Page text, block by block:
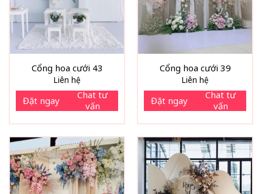
Cổng hoa cưới 43
Liên hệ
Đặt ngay
Chat tư
vấn
Cổng hoa cưới 39
Liên hệ
Đặt ngay
Chat tư
vấn